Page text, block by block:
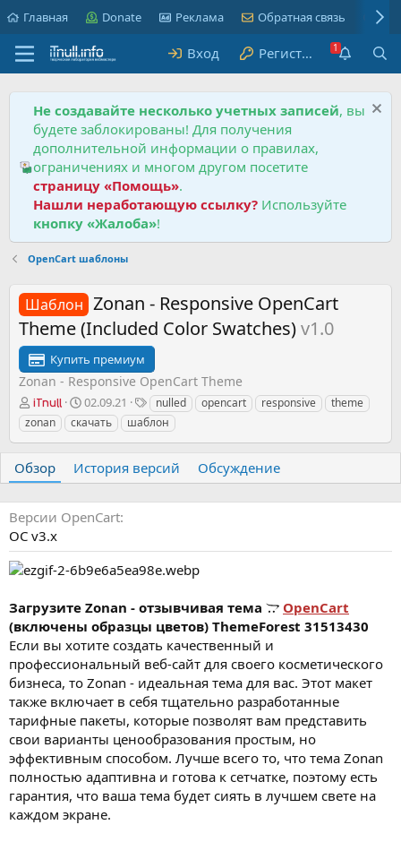
Главная Donate Реклама Обратная связь
Вход Регистрация
Не создавайте несколько учетных записей, вы
будете заблокированы! Для получения
дополнительной информации о правилах,
ограничениях и многом другом посетите
страницу «Помощь».
Нашли неработающую ссылку? Используйте
кнопку «Жалоба»!
OpenCart шаблоны
Шаблон Zonan - Responsive OpenCart
Theme (Included Color Swatches)v1.0
Купить премиум
Zonan - Responsive OpenCart Theme
А
в
т
р
iTnull
Д
а
т
с
о
д
и
я
02.09.21
Т
е
г
nulled opencart responsive
theme
zonan
скачать шаблон
Обзор История версий Обсуждение
Версии OpenCart
OC v3.х
Загрузите Zonan - отзывчивая тема
OpenCart
(включены образцы цветов) ThemeForest 31513430
Если вы хотите создать качественный и
профессиональный веб-сайт для своего косметического
бизнеса, то Zonan - идеальная тема для вас. Этот макет
также включает в себя тщательно разработанные
тарифные пакеты, которые позволят вам представить
свои варианты ценообразования простым, но
эффективным способом. Лучше всего то, что тема Zonan
полностью адаптивна и готова к сетчатке, поэтому есть
гарантия, что ваша тема будет сиять в лучшем свете на
каждом экране.